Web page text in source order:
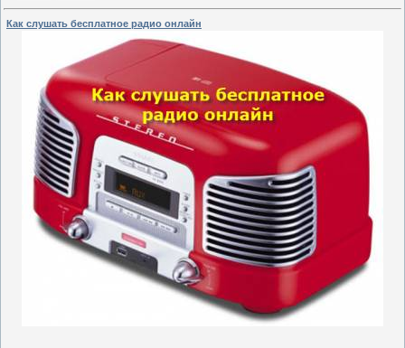
Как слушать бесплатное радио онлайн